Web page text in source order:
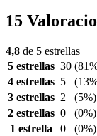
15
4,8 de 5 estrellas
5 estrellas 30
4 estrellas 5
3 estrellas 2
(5%)
2 estrellas 0
(0%)
1 estrella
0 (0%)